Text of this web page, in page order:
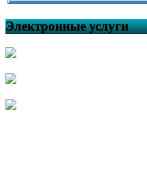
Электронные услуги